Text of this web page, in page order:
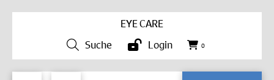
EYE CARE
Suche
Login 0